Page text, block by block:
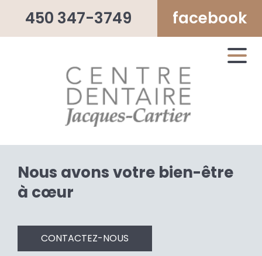
450 347-3749 facebook
Nous avons votre bien-être
à cœur
CONTACTEZ-NOUS